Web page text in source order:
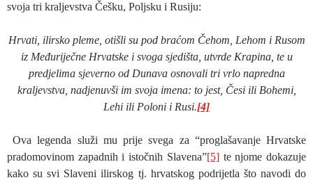
svoja tri kraljevstva Češku, Poljsku i Rusiju:
Hrvati, ilirsko pleme, otišli su pod braćom Čehom, Lehom i Rusom
iz Međuriječne Hrvatske i svoga sjedišta, utvrde Krapina, te u
predjelima sjeverno od Dunava osnovali tri vrlo napredna
kraljevstva, nadjenuvši im svoja imena: to jest, Česi ili Bohemi,
Lehi ili Poloni i Rusi.[4]
Ova legenda služi mu prije svega za “proglašavanje Hrvatske
pradomovinom zapadnih i istočnih Slavena”[5]te njome dokazuje
kako su svi Slaveni ilirskog tj. hrvatskog podrijetla što navodi do